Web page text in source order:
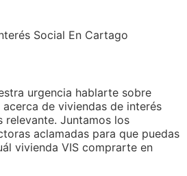
urgencia hablarte sobre
de viviendas de interés
relevante. Juntamos los
aclamadas para que puedas
vivienda VIS comprarte en